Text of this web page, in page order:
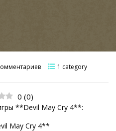
1 category
0 (0)
**Devil May Cry 4**:
May Cry 4**